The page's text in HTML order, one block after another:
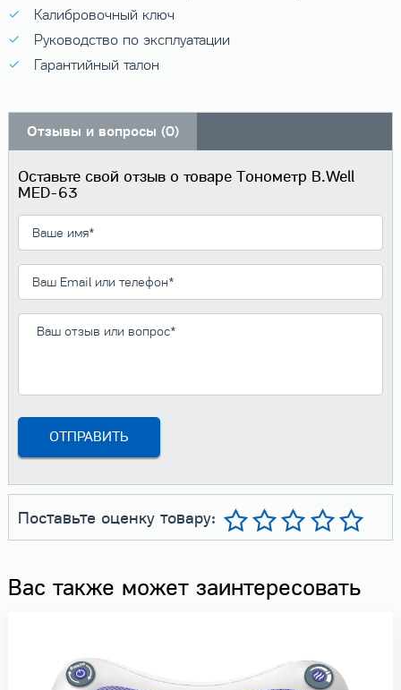
Калибровочный ключ
Руководство по эксплуатации
Гарантийный талон
Отзывы и вопросы (0)
Оставьте свой отзыв о товаре Тонометр B.Well
MED-63
Поставьте оценку товару:
Вас также может заинтересовать